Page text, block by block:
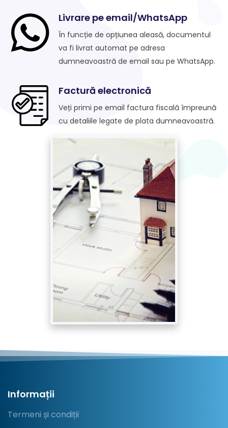
Livrare pe email/WhatsApp
În funcție de opțiunea aleasă, documentul
va fi livrat automat pe adresa
dumneavoastră de email sau pe WhatsApp.
Factură electronică
Veți primi pe email factura fiscală împreună
cu detaliile legate de plata dumneavoastră.
Informații
Termeni și condiții